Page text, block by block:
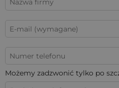
Możemy zadzwonić tylko po